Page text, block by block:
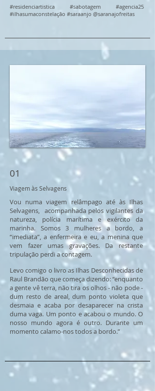
#residenciartistica
#sabotagem
#agencia25
#ilhasumaconstelação #saraanjo @saranajofreitas
01
Viagem às Selvagens
Vou numa viagem relâmpago até às Ilhas
Selvagens, acompanhada pelos vigilantes da
natureza, polícia marítima e exército da
marinha. Somos 3 mulheres a bordo, a
“imediata”, a enfermeira e eu, a menina que
vem fazer umas gravações. Da restante
tripulação perdi a contagem.
Levo comigo o livro as Ilhas Desconhecidas de
Raul Brandão que começa dizendo: “enquanto
a gente vê terra, não tira os olhos - não pode -
dum resto de areal, dum ponto violeta que
desmaia e acaba por desaparecer na crista
duma vaga. Um ponto e acabou o mundo. O
nosso mundo agora é outro. Durante um
momento calamo-nos todos a bordo.”